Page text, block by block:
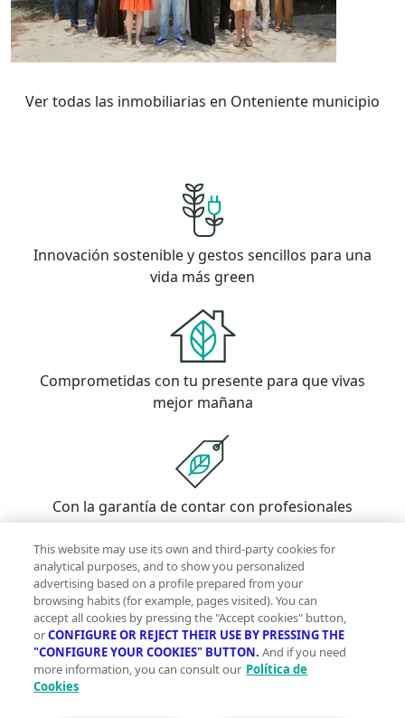
Ver todas las inmobiliarias en Onteniente municipio
Innovación sostenible y gestos sencillos para una
vida más green
Comprometidas con tu presente para que vivas
mejor mañana
Con la garantía de contar con profesionales
verificados
Descubre vivegreen.com
InmueblesInformación GreenInmobiliariasQuienes
somos Servicios GreenTe ayudamos Financiación
Síguenos
This website may use its own and third-party cookies for
analytical purposes, and to show you personalized
advertising based on a profile prepared from your
browsing habits (for example, pages visited). You can
accept all cookies by pressing the "Accept cookies" button,
orCONFIGURE OR REJECT THEIR USE BY PRESSING THE
"CONFIGURE YOUR COOKIES" BUTTON. And if you need
more information, you can consult our Política de
Cookies